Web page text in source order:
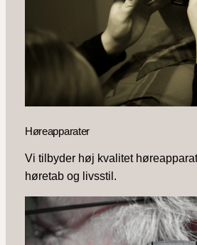
Høreapparater
Vi tilbyder høj kvalitet
høretab og livsstil.